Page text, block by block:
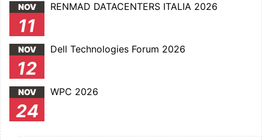
NOV
11
RENMAD DATACENTERS ITALIA 2026
NOV
12
Dell Technologies Forum 2026
NOV
24
WPC 2026